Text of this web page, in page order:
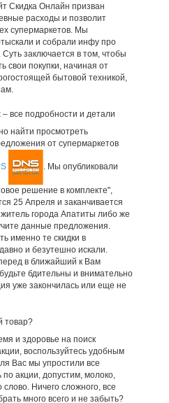
Скидка Онлайн призван
расходы и позволит
супермаркетов. Мы
и собрали инфу про
Суть заключается в том, чтобы
свои покупки, начиная от
бытовой техникой,
все подробности и детали
найти просмотреть
от супермаркетов
. Мы опубликовали
решение в комплекте",
25 Апреля и заканчивается
города Апатиты либо же
данные предложения.
именно те скидки в
и безутешно искали.
в ближайший к Вам
бдительны и внимательно
уже закончилась или еще не
товар?
и здоровье на поиск
воспользуйтесь удобным
Вас мы упростили все
акции, допустим, молоко,
слово. Ничего сложного, все
много всего и не забыть?